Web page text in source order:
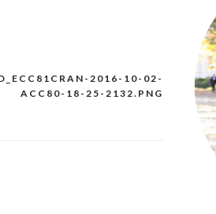
2016-10-02-
ACC80-18-25-2132.PNG